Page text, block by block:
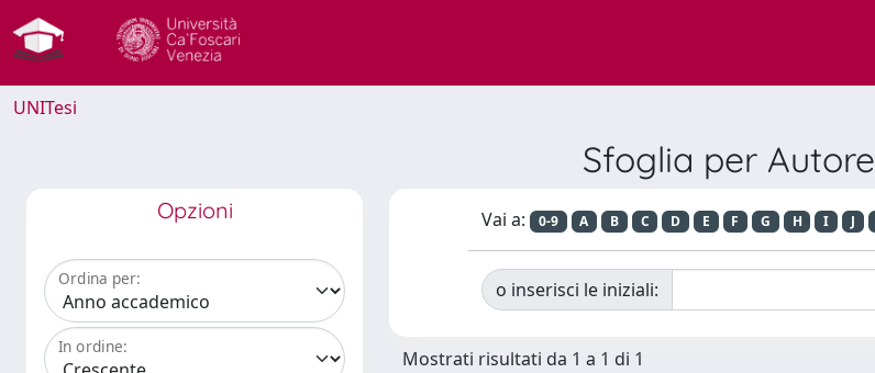
UNITesi
Sfoglia per Autore
Opzioni
Ordina per:
In ordine:
Vai a: 0-9 A B C D E F G H I J
o inserisci le iniziali:
Mostrati risultati da 1 a 1 di 1